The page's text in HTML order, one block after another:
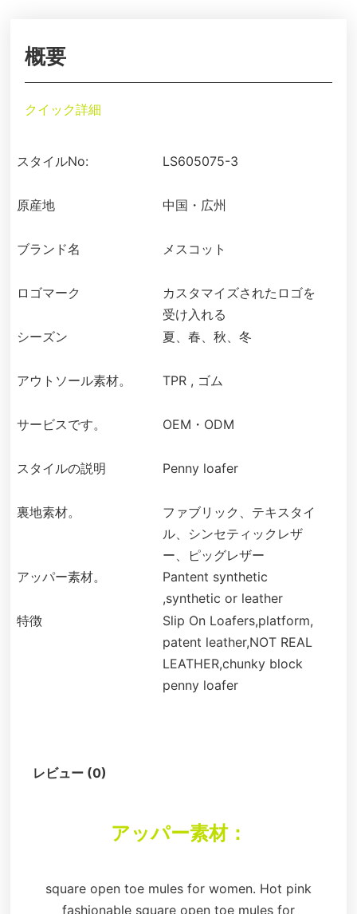
概要
クイック詳細
スタイルNo: LS605075-3
原産地 中国・広州
ブランド名 メスコット
ロゴマーク
カスタマイズされたロゴを
受け入れる
シーズン
夏、春、秋、冬
アウトソール素材。 TPR , ゴム
サービスです。 OEM・ODM
スタイルの説明 Penny loafer
裏地素材。
ファブリック、テキスタイ
ル、シンセティックレザ
ー、ピッグレザー
アッパー素材。
Pantent synthetic
,synthetic or leather
特徴
Slip On Loafers,platform,
patent leather,NOT REAL
LEATHER,chunky block
penny loafer
レビュー (0)
アッパー素材：
square open toe mules for women. Hot pink
fashionable square open toe mules for